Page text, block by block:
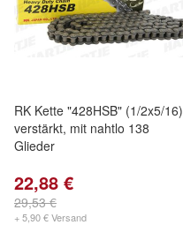
RK Kette "428HSB" (1/2x5/16)
verstärkt, mit nahtlo 138
Glieder
22,88 €
29,53 €
+ 5,90 € Versand